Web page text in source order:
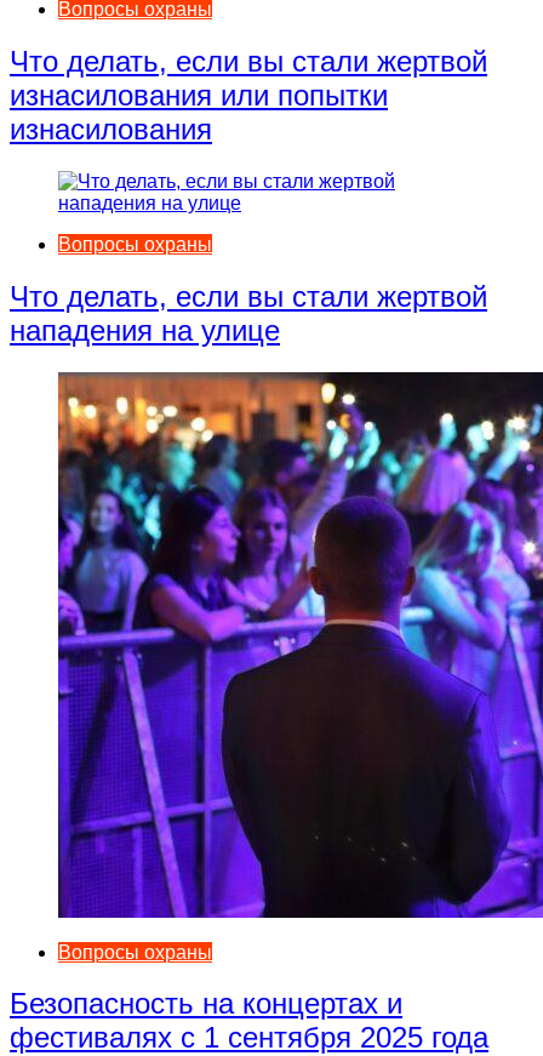
Вопросы охраны
Что делать, если вы стали жертвой
изнасилования или попытки
изнасилования
Вопросы охраны
Что делать, если вы стали жертвой
нападения на улице
Вопросы охраны
Безопасность на концертах и
фестивалях с 1 сентября 2025 года